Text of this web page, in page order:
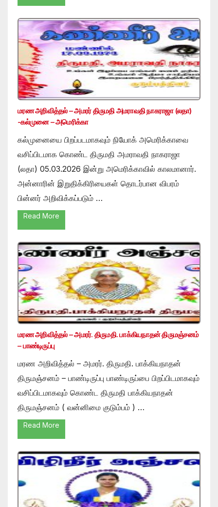
மரண அறிவித்தல் – அமரர் திருமதி அமராவதி நாகராஜா (லதா)
-கல்முனை – அமெரிக்கா
கல்முனையை பிறப்படமாகவும் நியோக் அமெரிக்காவை
வசிப்பிடமாக கொண்ட திருமதி அமராவதி நாகராஜா
(லதா) 05.03.2026 இன்று அமெரிக்காவில் காலமானார்.
அன்னாரின் இறுதிக்கிரியைகள் தொடர்பான விபரம்
பின்னர் அறிவிக்கப்படும் …
Read More
மரண அறிவித்தல் – அமரர். திருமதி. பாக்கியநாதன் திருமஞ்சனம்
– பாண்டிருப்பு
மரண அறிவித்தல் – அமரர். திருமதி. பாக்கியநாதன்
திருமஞ்சனம் – பாண்டிருப்பு பாண்டிருப்பை பிறப்பிடமாகவும்
வசிப்பிடமாகவும் கொண்ட திருமதி பாக்கியநாதன்
திருமஞ்சனம் ( வன்னிமை குடும்பம் ) …
Read More